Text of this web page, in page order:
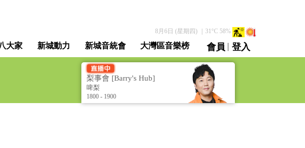
8月6日 (星期四)｜ 31°C 58%
大家 新城動力 新城音統會 大灣區音樂榜 會員 | 登入
直播 / 重溫
梨事會 [Barry's Hub]
啤梨
1800 - 1900